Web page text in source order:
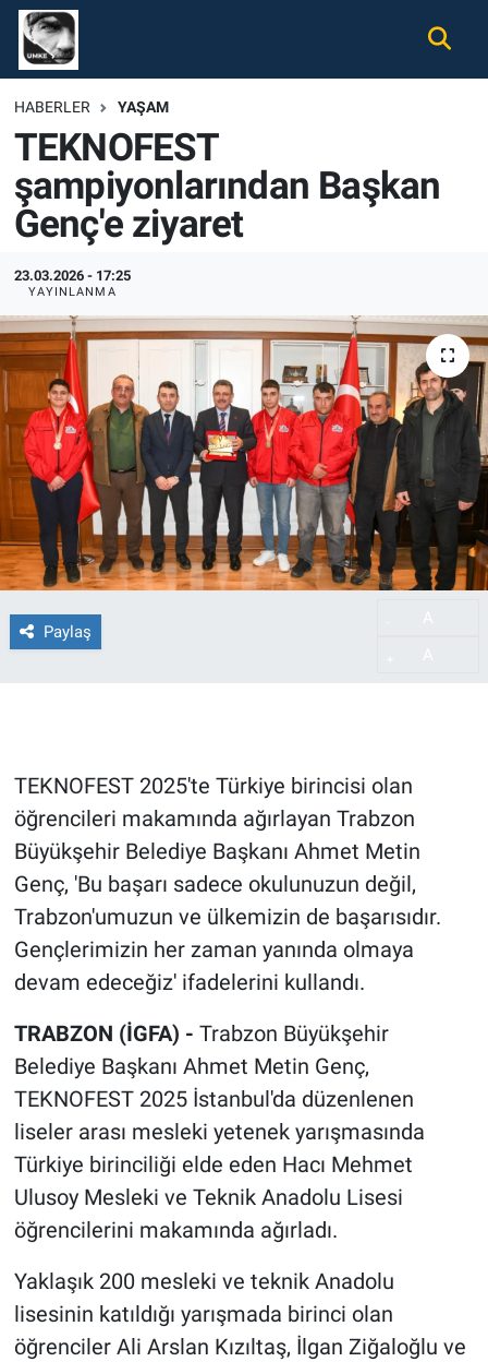
HABERLER YAŞAM
TEKNOFEST
şampiyonlarından Başkan
Genç'e ziyaret
23.03.2026 - 17:25
YAYINLANMA
Paylaş
TEKNOFEST 2025'te Türkiye birincisi olan
öğrencileri makamında ağırlayan Trabzon
Büyükşehir Belediye Başkanı Ahmet Metin
Genç, 'Bu başarı sadece okulunuzun değil,
Trabzon'umuzun ve ülkemizin de başarısıdır.
Gençlerimizin her zaman yanında olmaya
devam edeceğiz' ifadelerini kullandı.
TRABZON (İGFA) - Trabzon Büyükşehir
Belediye Başkanı Ahmet Metin Genç,
TEKNOFEST 2025 İstanbul'da düzenlenen
liseler arası mesleki yetenek yarışmasında
Türkiye birinciliği elde eden Hacı Mehmet
Ulusoy Mesleki ve Teknik Anadolu Lisesi
öğrencilerini makamında ağırladı.
Yaklaşık 200 mesleki ve teknik Anadolu
lisesinin katıldığı yarışmada birinci olan
öğrenciler Ali Arslan Kızıltaş, İlgan Ziğaloğlu ve
Gündem
Ekonomi
Spor
Magazin
İletişim
Künye
Nöbetçi Eczaneler
Hava Durumu
Namaz Vakitleri
Trafik Durumu
Tüm Manşetler
Son Dakika Haberleri
Haber Arşivi